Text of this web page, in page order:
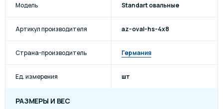
Модель Standart овальные
Артикул производителя az-oval-hs-4x8
Страна-производитель Германия
Ед. измерения шт
РАЗМЕРЫ И ВЕС